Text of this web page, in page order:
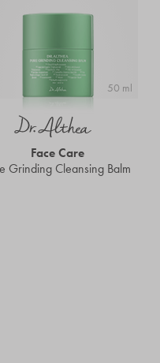
50 ml
Face Care
Grinding Cleansing Balm